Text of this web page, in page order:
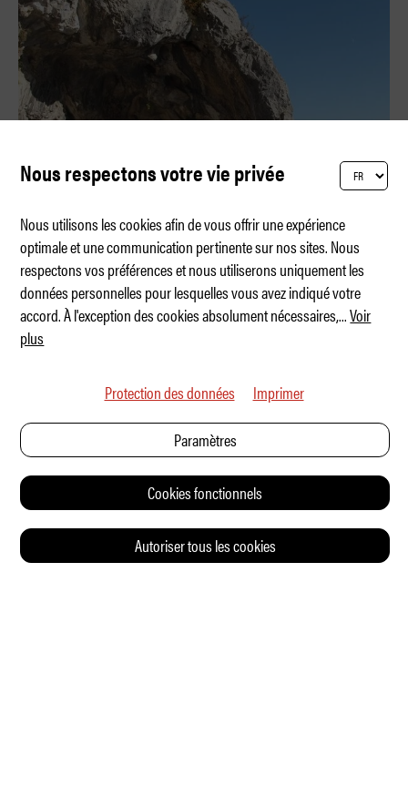
Le road trip parfait en Europe
Nous respectons votre vie privée
Nous utilisons les cookies afin de vous offrir une expérience
optimale et une communication pertinente sur nos sites. Nous
respectons vos préférences et nous utiliserons uniquement les
données personnelles pour lesquelles vous avez indiqué votre
accord. À l'exception des cookies absolument nécessaires,...Voir
plus
Protection des données Imprimer
Paramètres
Cookies fonctionnels
Autoriser tous les cookies